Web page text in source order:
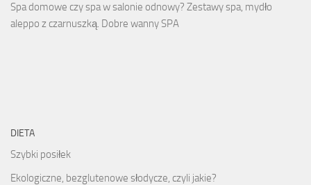
Spa domowe czy spa w salonie odnowy? Zestawy spa, mydło
aleppo z czarnuszką. Dobre wanny SPA
DIETA
Szybki posiłek
Ekologiczne, bezglutenowe słodycze, czyli jakie?